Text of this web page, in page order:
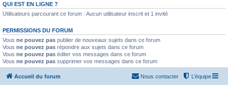
QUI EST EN LIGNE ?
Utilisateurs parcourant ce forum : Aucun utilisateur inscrit et 1 invité
PERMISSIONS DU FORUM
Vous ne pouvez pas publier de nouveaux sujets dans ce forum
Vous ne pouvez pas répondre aux sujets dans ce forum
Vous ne pouvez pas éditer vos messages dans ce forum
Vous ne pouvez pas supprimer vos messages dans ce forum
Accueil du forum L’équipe
Nous contacter